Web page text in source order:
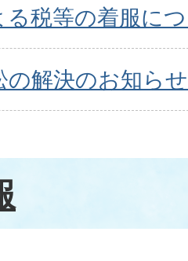
る税等の着服に
の解決のお知らせ